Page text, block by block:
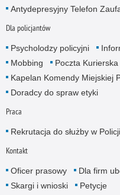
Antydepresyjny Telefon
Dla policjantów
Psycholodzy policyjni
Mobbing
Poczta Kurierska
Kapelan Komendy Miejskiej
Doradcy do spraw etyki
Praca
Rekrutacja do służby w Policji
Kontakt
Oficer prasowy Dla firm
Skargi i wnioski
Petycje